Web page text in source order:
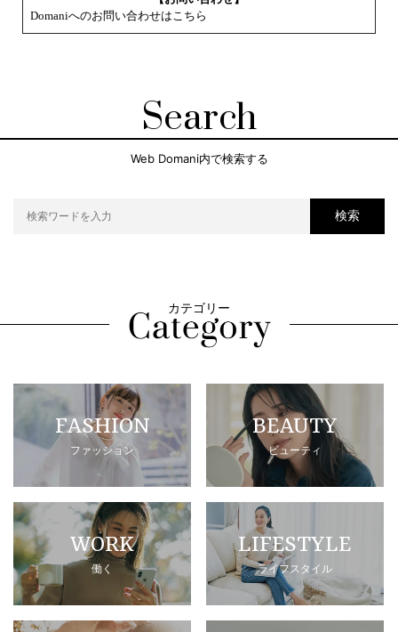
Domaniへのお問い合わせはこちら
Search
Web Domani内で検索する
検索
カテゴリー
FASHION
ファッション
BEAUTY
ビューティ
WORK
働く
LIFESTYLE
ライフスタイル